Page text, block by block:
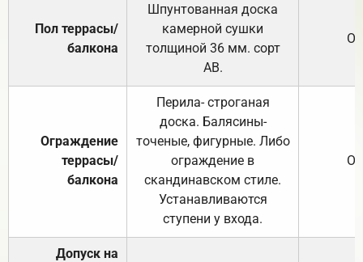
Пол террасы/
балкона
Шпунтованная доска
камерной сушки
толщиной 36 мм. сорт
АВ.
Ограждение
террасы/
балкона
Перила- строганая
доска. Балясины-
точеные, фигурные. Либо
ограждение в
скандинавском стиле.
Устанавливаются
ступени у входа.
Допуск на